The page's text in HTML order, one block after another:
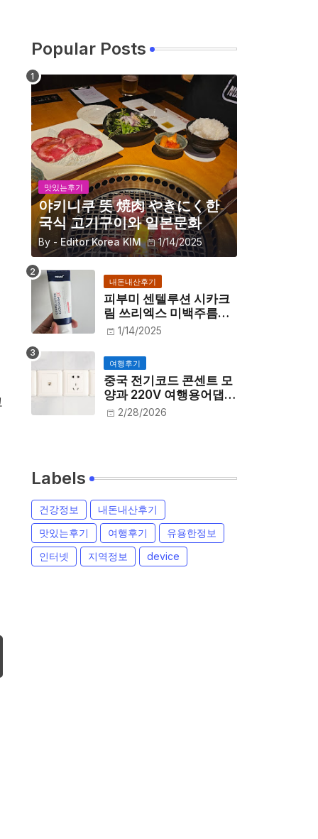
Popular Posts
맛있는후기
야키니쿠 뜻 焼肉 やきにく한
국식 고기구이와 일본문화
By - Editor Korea KIM 1/14/2025
내돈내산후기
피부미 센텔루션 시카크
림 쓰리엑스 미백주름개
선 내돈내산 후기
1/14/2025
여행후기
중국 전기코드 콘센트 모
양과 220V 여행용어댑터
필요할까
2/28/2026
Labels
건강정보
내돈내산후기
맛있는후기
여행후기
유용한정보
인터넷
지역정보 device